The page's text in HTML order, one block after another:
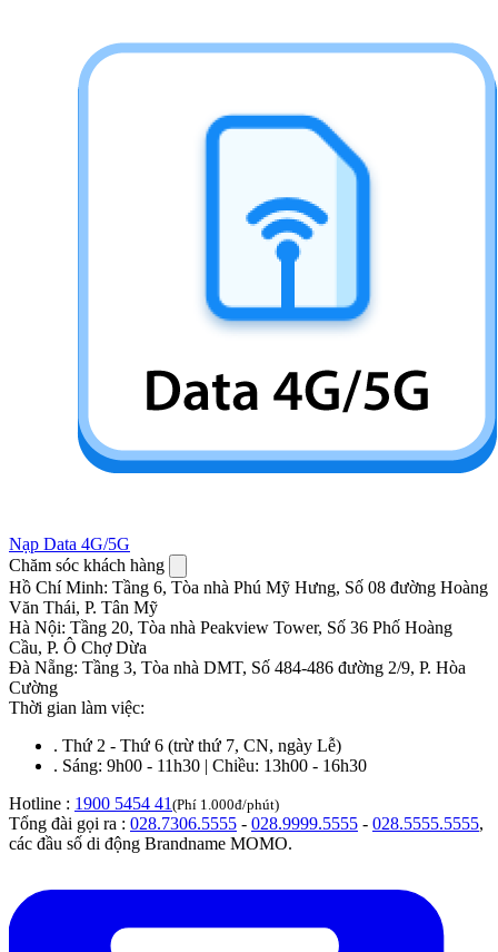
Nạp Data 4G/5G
Chăm sóc khách hàng
Hồ Chí Minh: Tầng 6, Tòa nhà Phú Mỹ Hưng, Số 08 đường Hoàng
Văn Thái, P. Tân Mỹ
Hà Nội: Tầng 20, Tòa nhà Peakview Tower, Số 36 Phố Hoàng
Cầu, P. Ô Chợ Dừa
Đà Nẵng: Tầng 3, Tòa nhà DMT, Số 484-486 đường 2/9, P. Hòa
Cường
Thời gian làm việc:
. Thứ 2 - Thứ 6 (trừ thứ 7, CN, ngày Lễ)
. Sáng: 9h00 - 11h30 | Chiều: 13h00 - 16h30
Hotline : 1900 5454 41 (Phí 1.000đ/phút)
Tổng đài gọi ra : 028.7306.5555 - 028.9999.5555 - 028.5555.5555,
các đầu số di động Brandname MOMO.